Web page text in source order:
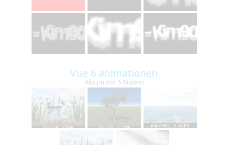
Vue 6 animationen
Album mit 5 Bildern